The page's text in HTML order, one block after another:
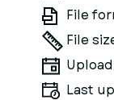
File
File
Last